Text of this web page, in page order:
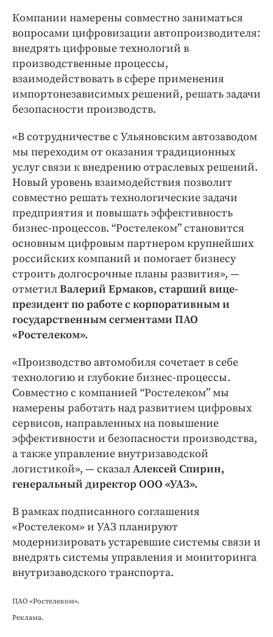
Компании намерены совместно заниматься
вопросами цифровизации автопроизводителя:
внедрять цифровые технологий в
производственные процессы,
взаимодействовать в сфере применения
импортонезависимых решений, решать задачи
безопасности производств.
«В сотрудничестве с Ульяновским автозаводом
мы переходим от оказания традиционных
услуг связи к внедрению отраслевых решений.
Новый уровень взаимодействия позволит
совместно решать технологические задачи
предприятия и повышать эффективность
бизнес-процессов. “Ростелеком” становится
основным цифровым партнером крупнейших
российских компаний и помогает бизнесу
строить долгосрочные планы развития», —
отметилВалерий Ермаков, старший вице-
президент по работе с корпоративным и
государственным сегментами ПАО
«Ростелеком».
«Производство автомобиля сочетает в себе
технологию и глубокие бизнес-процессы.
Совместно с компанией “Ростелеком” мы
намерены работать над развитием цифровых
сервисов, направленных на повышение
эффективности и безопасности производства,
а также управление внутризаводской
логистикой», — сказалАлексей Спирин,
генеральный директор ООО «УАЗ».
В рамках подписанного соглашения
«Ростелеком» и УАЗ планируют
модернизировать устаревшие системы связи и
внедрять системы управления и мониторинга
внутризаводского транспорта.
ПАО «Ростелеком».
Реклама.